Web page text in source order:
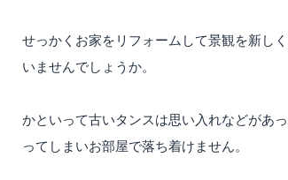
せっかくお家をリフォームして景観を新し
いませんでしょうか。
かといって古いタンスは思い入れなどがあ
ってしまいお部屋で落ち着けません。